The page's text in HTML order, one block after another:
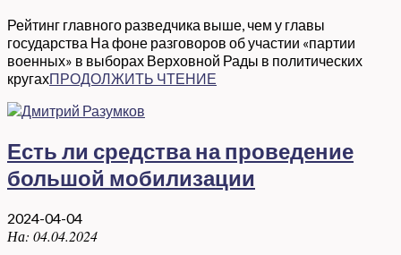
Рейтинг главного разведчика выше, чем у главы
государства На фоне разговоров об участии «партии
военных» в выборах Верховной Рады в политических
кругахПРОДОЛЖИТЬ ЧТЕНИЕ
Есть ли средства на проведение
большой мобилизации
2024-04-04
На: 04.04.2024